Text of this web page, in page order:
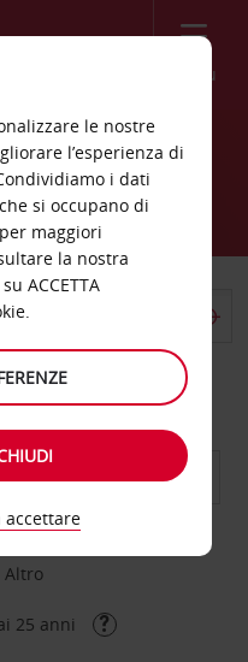
Menù
CA
diversa
GIORNO
Altro
25 anni
le nostre
l’esperienza di
i dati
si occupano di
maggiori
la nostra
ACCETTA
accettare